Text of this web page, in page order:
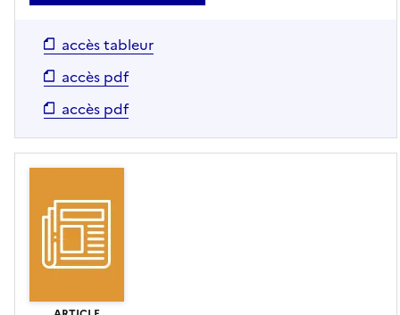
accès tableur
accès pdf
accès pdf